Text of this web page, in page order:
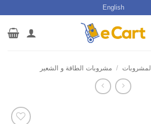
English
المشروبات / مشروبات الطاقة و الشعير